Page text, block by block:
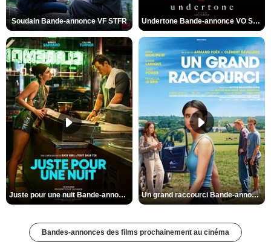
Soudain Bande-annonce VF STFR Undertone Bande-annonce VO STFR
Juste pour une nuit Bande-annonce VO STFR Un grand raccourci Bande-annonce VF
Bandes-annonces des films prochainement au cinéma